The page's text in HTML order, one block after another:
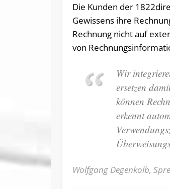
Die Kunden der
Gewissens ihre
Rechnung nicht auf
von
Wir
ersetzen
können
erkennt
Wolfgang Degenkolb,